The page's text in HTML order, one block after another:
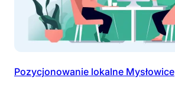
Pozycjonowanie lokalne Mysłowice